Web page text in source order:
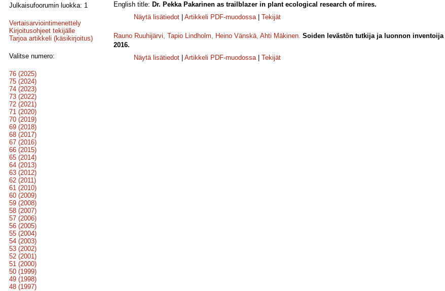
Julkaisufoorumin luokka: 1
Vertaisarviointimenettely
Kirjoitusohjeet tekijälle
Tarjoa artikkeli (käsikirjoitus)
Valitse numero:
76 (2025)
75 (2024)
74 (2023)
73 (2022)
72 (2021)
71 (2020)
70 (2019)
69 (2018)
68 (2017)
67 (2016)
66 (2015)
65 (2014)
64 (2013)
63 (2012)
62 (2011)
61 (2010)
60 (2009)
59 (2008)
58 (2007)
57 (2006)
56 (2005)
55 (2004)
54 (2003)
53 (2002)
52 (2001)
51 (2000)
50 (1999)
49 (1998)
48 (1997)
English title: Dr. Pekka Pakarinen as trailblazer in plant ecological research of mires.
Näytä lisätiedot
Artikkeli PDF-muodossa| Tekijät
Rauno Ruuhijärvi, Tapio Lindholm, Heino Vänskä, Ahti Mäkinen. Soiden levästön tutkija ja luonnon
2016.
Näytä lisätiedot
Artikkeli PDF-muodossa| Tekijät